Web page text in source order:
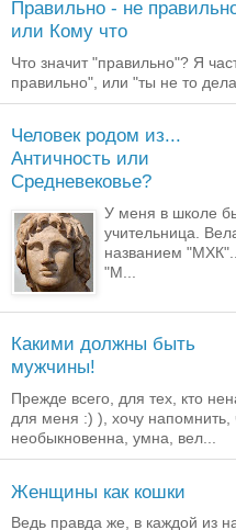
Правильно - не
или Кому что
Что значит "правильно"? Я
правильно", или "ты не то
Человек родом из...
Античность или
Средневековье?
У меня в школе
учительница.
названием
"М...
Какими должны быть
мужчины!
Прежде всего, для тех, кто
для меня :) ), хочу напомнить,
необыкновенна, умна, вел...
Женщины как кошки
Ведь правда же, в каждой из